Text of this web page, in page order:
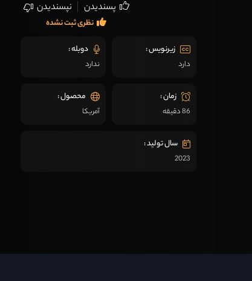
پسندیدن نپسندیدن
نظری ثبت نشده
زیرنویس :
دارد
دوبله :
ندارد
زمان :
86 دقیقه
محصول :
آمریکا
سال تولید :
2023